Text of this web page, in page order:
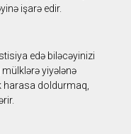
işarə edir.
edə biləcəyinizi
yiyələnə
harasa doldurmaq,